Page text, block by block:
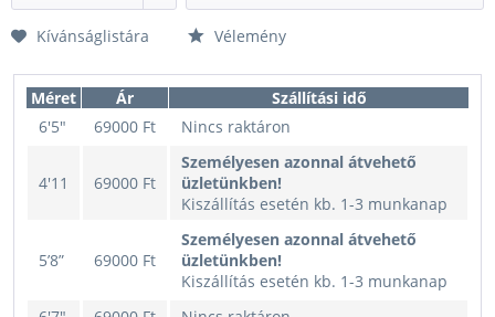
Kívánságlistára Vélemény
Méret Ár
Szállítási idő
6'5"
69000 Ft Nincs raktáron
4'11 69000 Ft
Személyesen azonnal átvehető
üzletünkben!
Kiszállítás esetén kb. 1-3 munkanap
5’8” 69000 Ft
Személyesen azonnal átvehető
üzletünkben!
Kiszállítás esetén kb. 1-3 munkanap